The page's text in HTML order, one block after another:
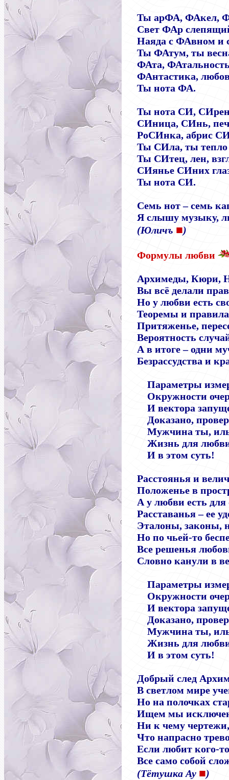
Ты арФА, ФАкел,
Свет ФАр
Наяда с ФАвном и
Ты ФАтум, ты
ФАта,
ФАнтастика,
Ты нота ФА.
Ты нота СИ,
СИница, СИнь,
РоСИнка, абрис
Ты СИла, ты тепло
Ты СИтец, лен,
СИянье СИних
Ты нота СИ.
Семь нот – семь
Я слышу музыку,
(Юличъ ■)
Формулы любви
Архимеды, Кюри,
Вы всё делали
Но у любви есть
Теоремы и
Притяженье,
Вероятность
А в итоге–одни
Безрассудства и
Параметры
Окружности
И вектора
Доказано,
Мужчина ты,
Жизнь для
И в этом суть!
Расстоянья и
Положенье в
А у любви есть
Расставанья–ее
Эталоны, законы,
Но по чьей-то
Все решенья
Словно канули в
Параметры
Окружности
И вектора
Доказано,
Мужчина ты,
Жизнь для
И в этом суть!
Добрый след
В светлом мире
Но на полочках
Ищем мы
Ни к чему
Что напрасно
Если любит кого-
Все само собой
(Тётушка Ау ■)